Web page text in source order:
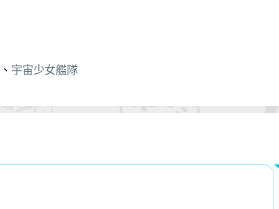
、 宇宙少女艦隊